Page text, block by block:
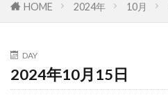
HOME 2024年 10月
DAY
2024年10月15日